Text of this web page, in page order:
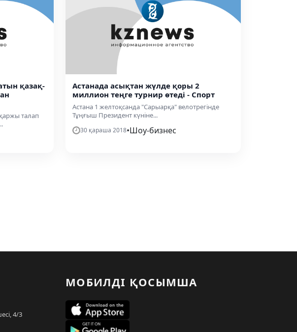
қазақ-
талап
Астанада асықтан жүлде қоры 2
миллион теңге турнир өтеді - Спорт
Астана 1 желтоқсанда "Сарыарқа" велотрегінде
Тұңғыш Президент күніне...
30 қараша 2018•Шоу-бизнес
4/3
МОБИЛДІ ҚОСЫМША